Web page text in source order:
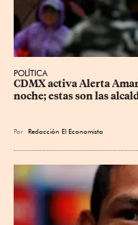
POLÍTICA
CDMX activa Alerta
noche; estas son las
Por Redacción El Economista